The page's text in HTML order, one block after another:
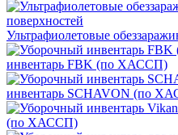
Ультрафиолетовые
инвентарь FBK (по ХАССП)
инвентарь SCHAVON (по
(по ХАССП)